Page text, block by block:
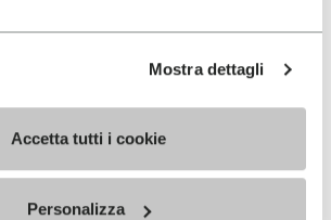
Mostra dettagli
Accetta tutti i cookie
Personalizza